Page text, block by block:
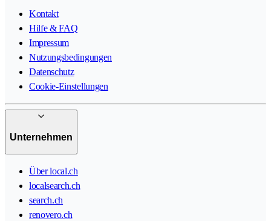
Kontakt
Hilfe & FAQ
Impressum
Nutzungsbedingungen
Datenschutz
Cookie-Einstellungen
Unternehmen
Über local.ch
localsearch.ch
search.ch
renovero.ch